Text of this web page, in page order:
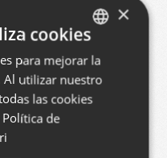
Ion Lizarazu y
nombrados
Foundation,
técnica y
en las
BASQUE
SPANISH
×
cookies
para mejorar la
Al utilizar nuestro
las cookies
de